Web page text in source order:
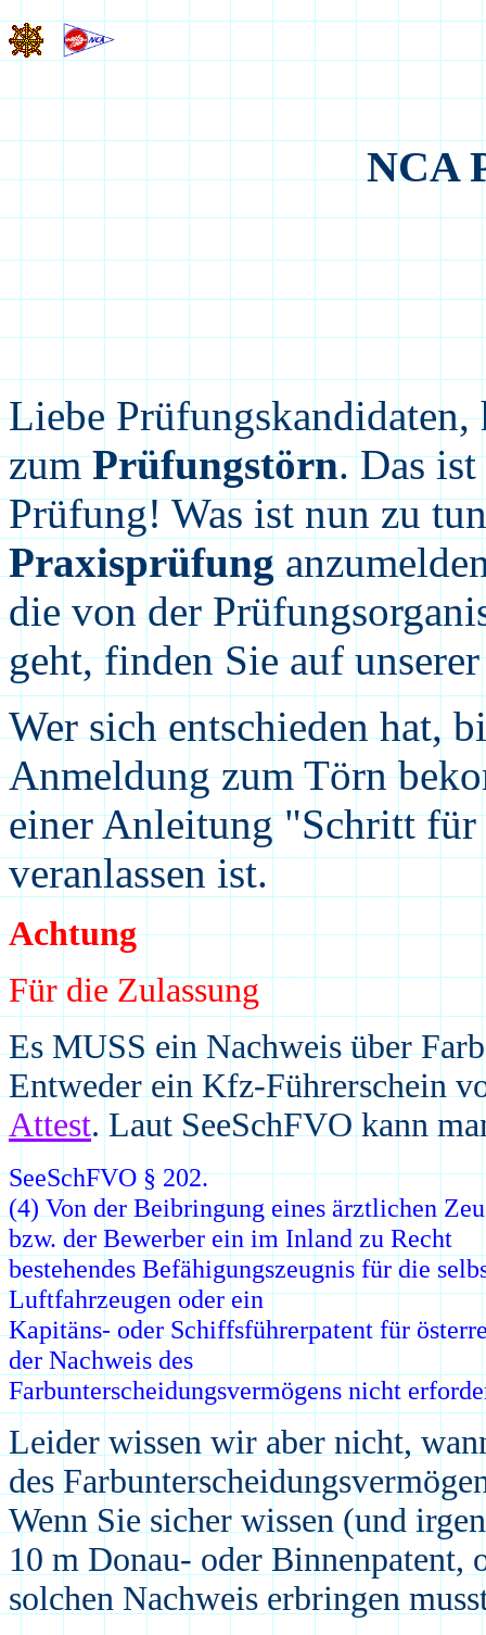
NCA
Liebe
zumPrüfungstörn. Das
Prüfung! Was ist nun zu
Praxisprüfung
die von der
geht, finden Sie auf
Wer sich entschieden hat,
Anmeldung zum Törn
einer Anleitung "Schritt für
veranlassen ist.
Achtung
Für die Zulassung
Es MUSS ein Nachweis über
Entweder ein Kfz-Führerschein
Attest.Laut SeeSchFVO kann
SeeSchFVO § 202.
(4) Von der Beibringung eines ärztlichen
bzw. der Bewerber ein im Inland zu Recht
bestehendes Befähigungszeugnis für die
Luftfahrzeugen oder ein
Kapitäns- oder Schiffsführerpatent für
der Nachweis des
Farbunterscheidungsvermögens nicht
Leider wissen wir aber nicht,
des
Wenn Sie sicher wissen (und
10 m Donau- oder Binnenpatent,
solchen Nachweis erbringen